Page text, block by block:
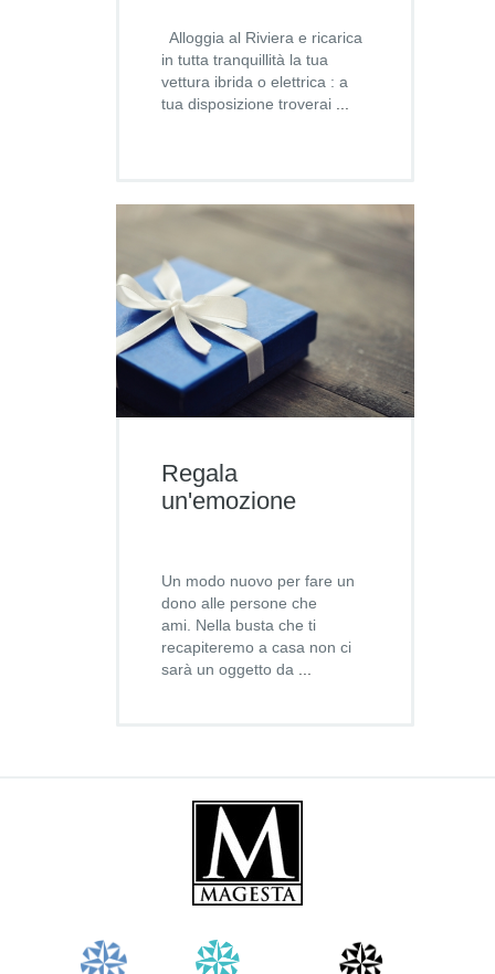
Alloggia al Riviera e ricarica
in tutta tranquillità la tua
vettura ibrida o elettrica : a
tua disposizione troverai
Regala
un'emozione
Un modo nuovo per fare un
dono alle persone che
ami. Nella busta che ti
recapiteremo a casa non ci
sarà un oggetto da ...